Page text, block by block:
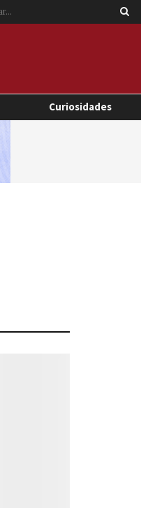
Curiosidades